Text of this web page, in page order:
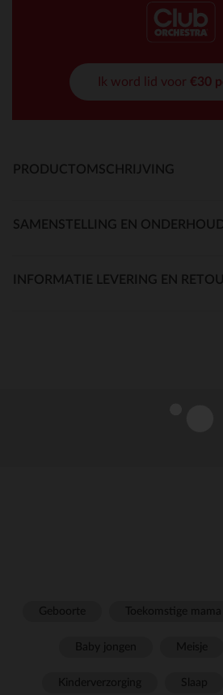
Ik word lid voor €30
PRODUCTOMSCHRIJVING
SAMENSTELLING EN
INFORMATIE LEVERING EN